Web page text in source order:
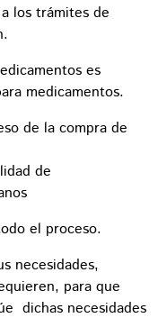
los trámites de
es
medicamentos.
de la compra de
de
el proceso.
necesidades,
para que
dichas necesidades